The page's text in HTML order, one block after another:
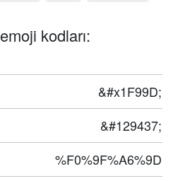
kodları:
&#x1F99D;
&#129437;
%F0%9F%A6%9D